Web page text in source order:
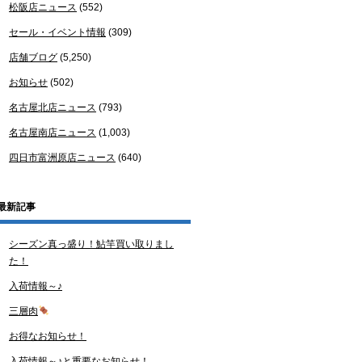
松阪店ニュース (552)
セール・イベント情報 (309)
店舗ブログ (5,250)
お知らせ (502)
名古屋北店ニュース (793)
名古屋南店ニュース (1,003)
四日市富洲原店ニュース (640)
新記事
シーズン真っ盛り！鮎竿買い取りまし
た！
入荷情報～♪
三層肉
お得なお知らせ！